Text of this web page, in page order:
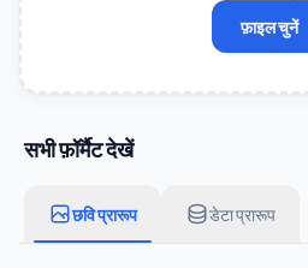
फ़ाइल चुनें
सभी फ़ॉर्मैट देखें
छवि प्रारूप डेटा प्रारूप